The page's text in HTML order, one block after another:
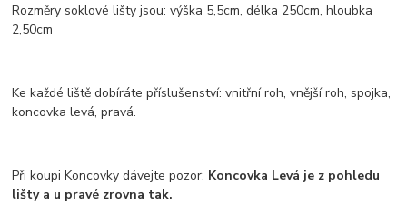
Rozměry soklové lišty jsou: výška 5,5cm, délka 250cm, hloubka
2,50cm
Ke každé liště dobíráte příslušenství: vnitřní roh, vnější roh, spojka,
koncovka levá, pravá.
Při koupi Koncovky dávejte pozor: Koncovka Levá je z pohledu
lišty a u pravé zrovna tak.